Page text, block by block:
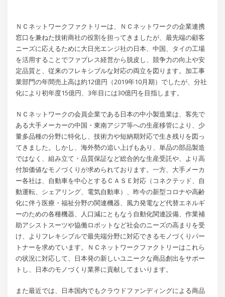
ＮＣネットワークファクトリーは、ＮＣネットワークの企業連携
窓口を兼ねた技術商社の役割を担ってきましたが、最先端の顧客
ニーズに応えるために大日光エンジ社の日本、中国、タイの工場
を活用することでファブレス経営から脱皮し、競争力の向上や安
定品質と、従来のフレキシブルな対応の両立を図ります。加工事
業部門の年間売上高は約12億円（2019年10月期）でしたが、分社
化により初年度15億円、3年目には30億円を目指します。
ＮＣネットワークの会員企業である日本の中小製造業は、客先で
ある大手メーカーの中国・東南アジア等への生産移管により、少
量多品種の分野に特化し、技術力や短納期対応で生き残りを図っ
てきました。しかし、海外勢の追い上げもあり、単品の部品製造
ではなく、組み立て・品質保証など総合的な生産受託や、より高
付加価値なモノづくりが求められております。一方、大手メーカ
ー各社は、自動車を中心とするＣＡＳＥ対応（コネクテッド、自
動運転、シェアリング、電気自動車）、昨今の新型コロナや高齢
化に伴う医療・福祉分野の関連機器、風力発電など代替エネルギ
ーのための各種機器、人口減にともなう自動化関連設備、作業補
助アシストスーツや協働ロボットなど社会のニーズの高まりを受
け、よりフレキシブルで最先端分野に対応できるモノづくりパー
トナーを求めています。ＮＣネットワークファクトリーはこれら
の状況に対応して、日本発の新しいユニークな商品創出をサポー
トし、日本のモノづくり業界に貢献してまいります。
また最近では、日本国内でもクラウドファンディングによる商品